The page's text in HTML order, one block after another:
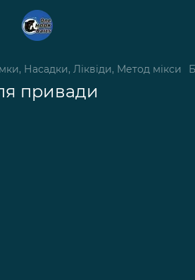
Насадки, Ліквіди, Метод мікси
привади